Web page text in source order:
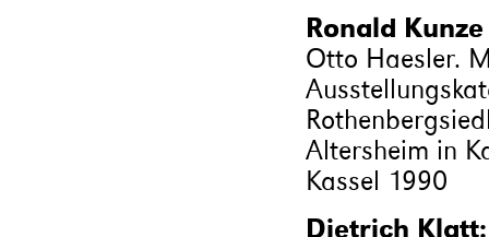
Ronald
Otto Haesler.
Altersheim in
Kassel 1990
Dietrich Klatt: